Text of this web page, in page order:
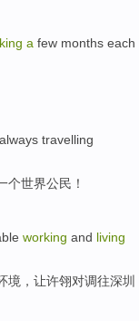
a few months each
always travelling
个世界公民 ！
working and living
境 ，让许翎对调往深圳